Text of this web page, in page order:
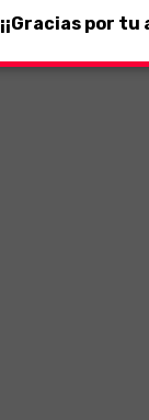
¡¡Gracias por tu